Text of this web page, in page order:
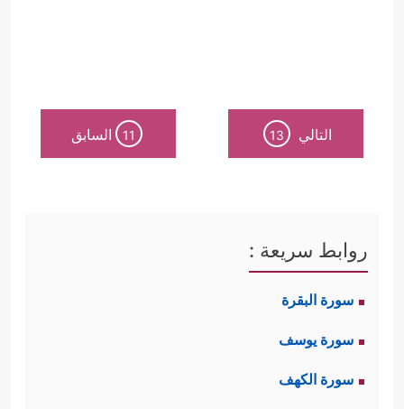
التالي 13
11 السابق
روابط سريعة :
سورة البقرة
سورة يوسف
سورة الكهف